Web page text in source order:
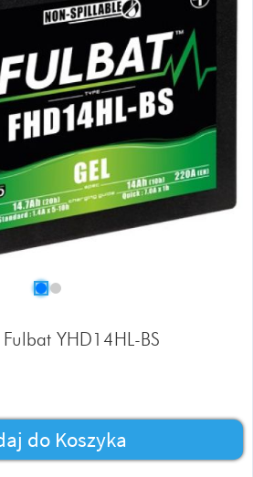
YHD14HL-BS
do Koszyka